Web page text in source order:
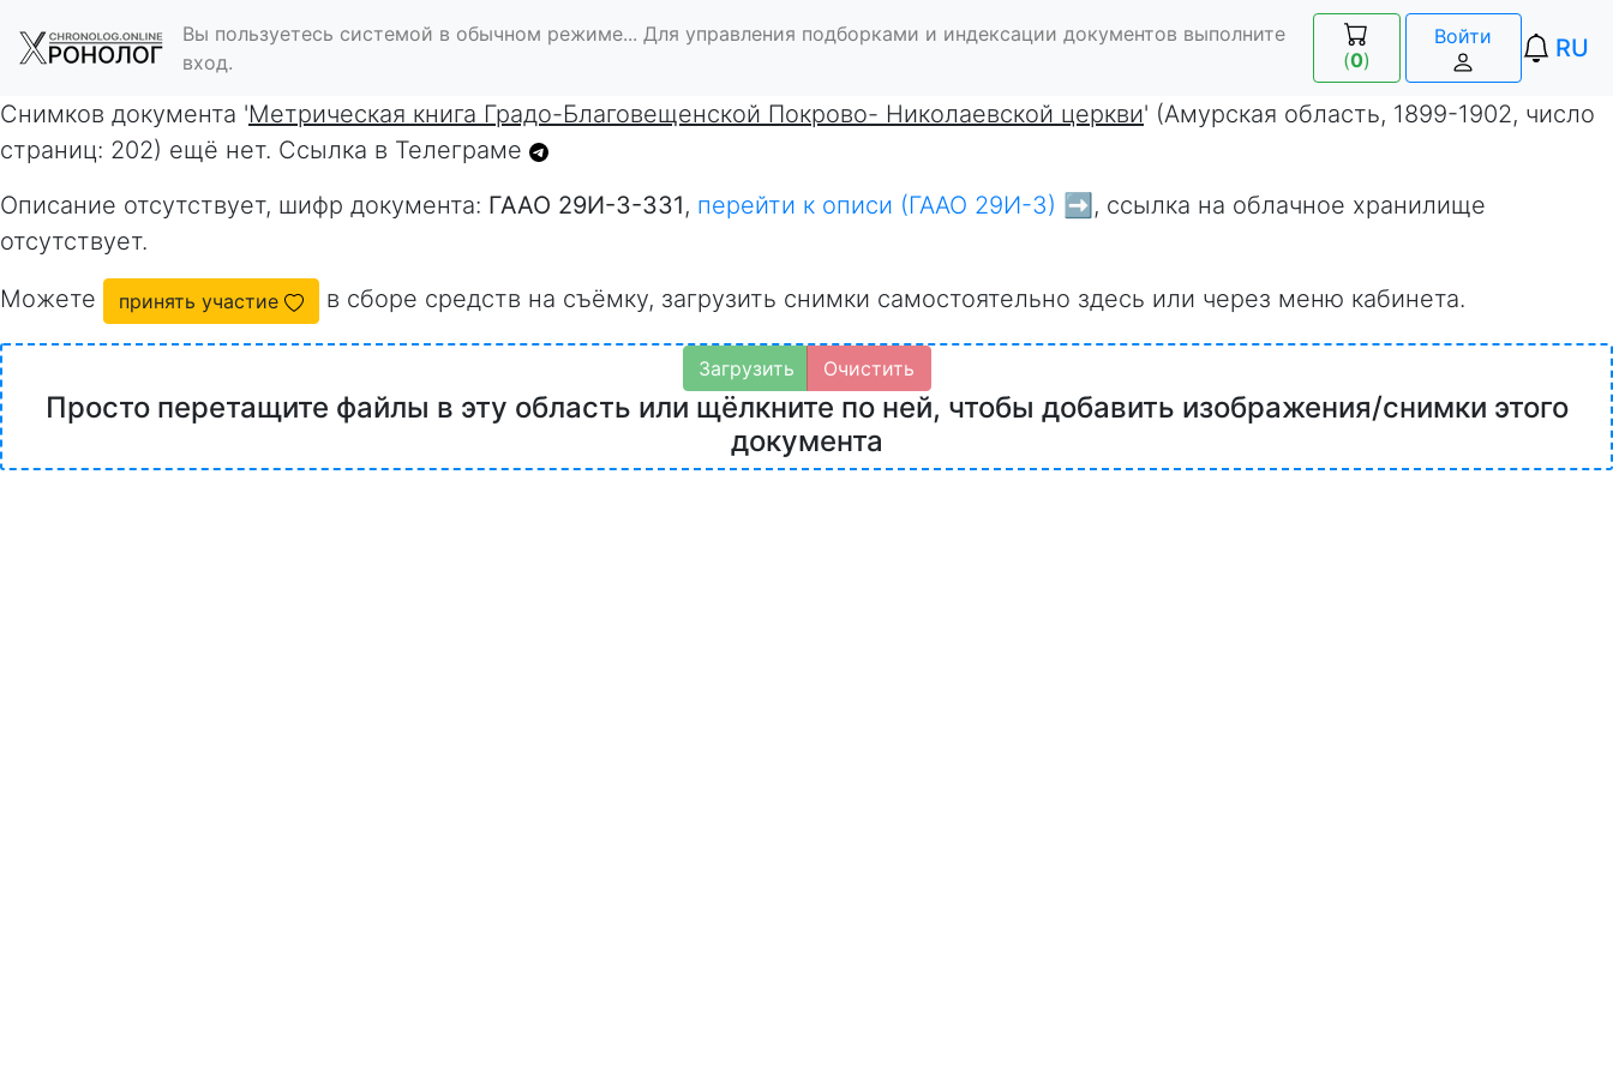
Вы пользуетесь системой в обычном режиме... Для управления подборками и индексации документов выполните
вход.
(0)
Войти RU
Снимков документа 'Метрическая книга Градо-Благовещенской Покрово- Николаевской церкви' (Амурская область, 1899-1902, число
страниц: 202) ещё нет. Ссылка в Телеграме
Описание отсутствует, шифр документа: ГААО 29И-3-331, перейти к описи (ГААО 29И-3) ➡️ , ссылка на облачное хранилище
отсутствует.
Можете принять участие в сборе средств на съёмку, загрузить снимки самостоятельно здесь или через меню кабинета.
Загрузить Очистить
Просто перетащите файлы в эту область или щёлкните по ней, чтобы добавить изображения/снимки этого
документа